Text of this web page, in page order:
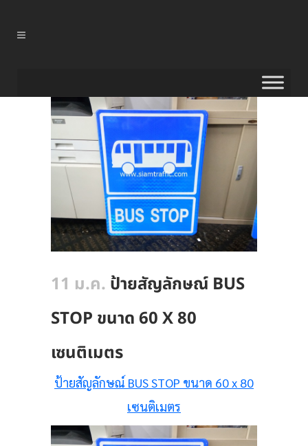
11 ม.ค. ป้ายสัญลักษณ์ BUS
STOP ขนาด 60 X 80
เซนติเมตร
ป้ายสัญลักษณ์ BUS STOP ขนาด 60 x 80
เซนติเมตร